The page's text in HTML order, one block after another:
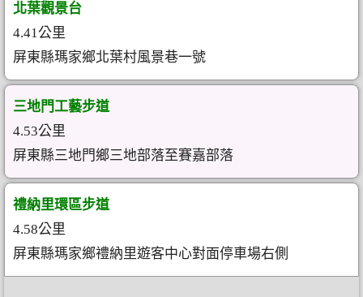
北葉觀景台
4.41公里
屏東縣瑪家鄉北葉村風景巷一號
三地門工藝步道
4.53公里
屏東縣三地門鄉三地部落至賽嘉部落
禮納里環區步道
4.58公里
屏東縣瑪家鄉禮納里遊客中心對面停車場右側